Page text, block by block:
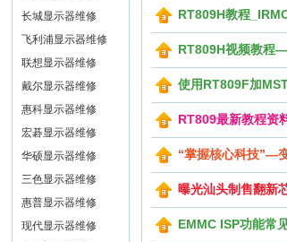
爱
长城显示器维修
飞利浦显示器维修
联想显示器维修
戴尔显示器维修
惠科显示器维修
宏碁显示器维修
华硕显示器维修
三色显示器维修
惠普显示器维修
现代显示器维修
RT809H教程
RT809H视频教程
使用RT809F加
RT809最新教程资
“掌握核心科技”—
曝光汕头制售翻新
EMMC ISP功能常